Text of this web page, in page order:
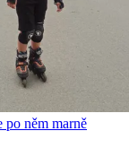
po něm marně